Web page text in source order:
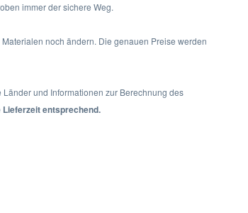
immer der sichere Weg.
noch ändern. Die genauen Preise werden
und Informationen zur Berechnung des
entsprechend.